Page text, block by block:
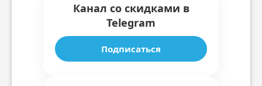
Канал со скидками в
Telegram
Подписаться